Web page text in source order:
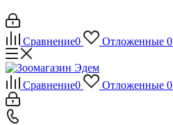
Сравнение0 Отложенные 0
Сравнение0 Отложенные 0